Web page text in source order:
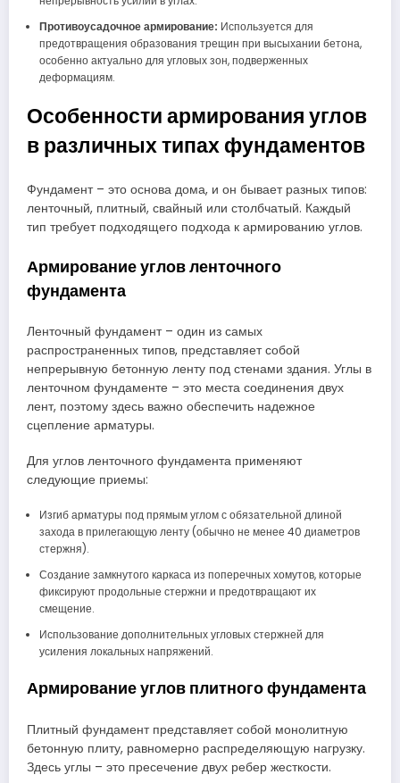
Противоусадочное армирование: Используется для
предотвращения образования трещин при высыхании бетона,
особенно актуально для угловых зон, подверженных
деформациям.
Особенности армирования углов
в различных типах фундаментов
Фундамент – это основа дома, и он бывает разных типов:
ленточный, плитный, свайный или столбчатый. Каждый
тип требует подходящего подхода к армированию углов.
Армирование углов ленточного
фундамента
Ленточный фундамент – один из самых
распространенных типов, представляет собой
непрерывную бетонную ленту под стенами здания. Углы в
ленточном фундаменте – это места соединения двух
лент, поэтому здесь важно обеспечить надежное
сцепление арматуры.
Для углов ленточного фундамента применяют
следующие приемы:
Изгиб арматуры под прямым углом с обязательной длиной
захода в прилегающую ленту (обычно не менее 40 диаметров
стержня).
Создание замкнутого каркаса из поперечных хомутов, которые
фиксируют продольные стержни и предотвращают их
смещение.
Использование дополнительных угловых стержней для
усиления локальных напряжений.
Армирование углов плитного фундамента
Плитный фундамент представляет собой монолитную
бетонную плиту, равномерно распределяющую нагрузку.
Здесь углы – это пресечение двух ребер жесткости.